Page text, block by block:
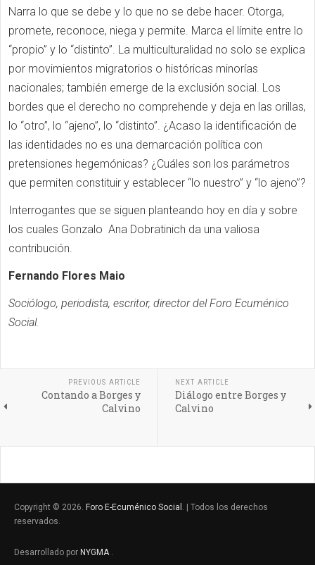
Narra lo que se debe y lo que no se debe hacer. Otorga,
promete, reconoce, niega y permite. Marca el límite entre lo
“propio” y lo “distinto”. La multiculturalidad no solo se explica
por movimientos migratorios o históricas minorías
nacionales; también emerge de la exclusión social. Los
bordes que el derecho no comprehende y deja en las orillas,
lo “otro”, lo “ajeno”, lo “distinto”. ¿Acaso la identificación de
las identidades no es una demarcación política con
pretensiones hegemónicas? ¿Cuáles son los parámetros
que permiten constituir y establecer “lo nuestro” y “lo ajeno”?
Interrogantes que se siguen planteando hoy en día y sobre
los cuales Gonzalo Ana Dobratinich da una valiosa
contribución.
Fernando Flores Maio
Sociólogo, periodista, escritor, director del Foro Ecuménico
Social.
PREVIOUS ARTICLE
Contando a Borges y
Calvino
NEXT ARTICLE
Diálogo entre Borges y
Calvino
Copyright © 2026. Foro E-Ecuménico Social . | Todos los derechos
reservados.
Desarrollado por NYGMA .